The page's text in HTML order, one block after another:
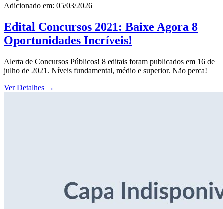
Adicionado em: 05/03/2026
Edital Concursos 2021: Baixe Agora 8
Oportunidades Incríveis!
Alerta de Concursos Públicos! 8 editais foram publicados em 16 de
julho de 2021. Níveis fundamental, médio e superior. Não perca!
Ver Detalhes →